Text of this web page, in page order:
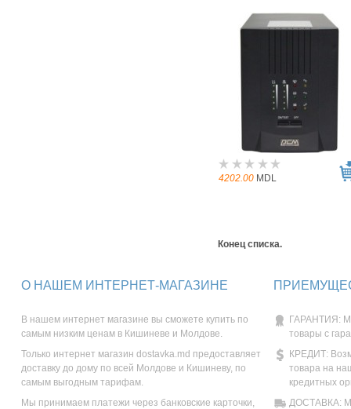
4202.00 MDL
Конец списка.
О НАШЕМ ИНТЕРНЕТ-МАГАЗИНЕ
В нашем интернет магазине вы сможете купить по
самым низким ценам в Кишиневе и Молдове.
Только интернет магазин dostavka.md предоставляет
доставку до дому по всей Молдове и Кишиневу, по
самым выгодным тарифам.
Мы принимаем платежи через банковские карточки,
ГАРАНТИЯ:
товары с
КРЕДИТ:
товара на
кредитных
ДОСТАВКА: